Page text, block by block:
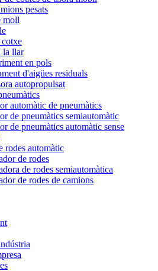
pesats
moll
la llar
en pols
d'aigües residuals
​​autopropulsat
automàtic de pneumàtics
de pneumàtics semiautomàtic
de pneumàtics automàtic sense
rodes automàtic
de rodes
de rodes semiautomàtica
de rodes de camions